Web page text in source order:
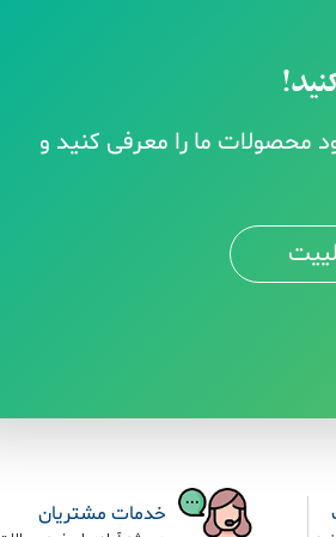
محصولات ما را معرفی کنید و
خدمات مشتریان